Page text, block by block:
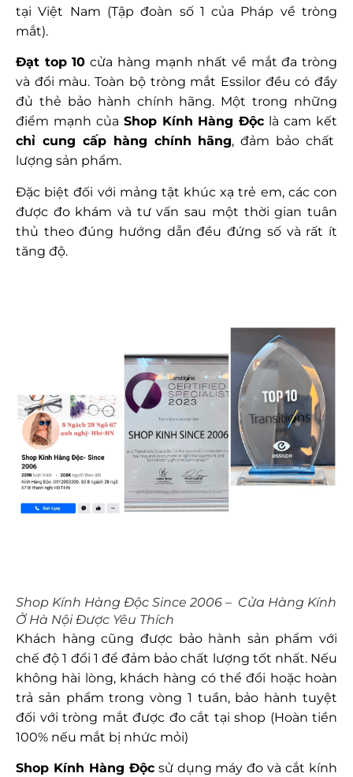
tại Việt Nam (Tập đoàn số 1 của Pháp về tròng
mắt).
Đạt top 10 cửa hàng mạnh nhất về mắt đa tròng
và đổi màu. Toàn bộ tròng mắt Essilor đều có đầy
đủ thẻ bảo hành chính hãng. Một trong những
điểm mạnh của Shop Kính Hàng Độc là cam kết
chỉ cung cấp hàng chính hãng, đảm bảo chất
lượng sản phẩm.
Đặc biệt đối với mảng tật khúc xạ trẻ em, các con
được đo khám và tư vấn sau một thời gian tuân
thủ theo đúng hướng dẫn đều đứng số và rất ít
tăng độ.
Shop Kính Hàng Độc Since 2006 – Cửa Hàng Kính
Ở Hà Nội Được Yêu Thích
Khách hàng cũng được bảo hành sản phẩm với
chế độ 1 đổi 1 để đảm bảo chất lượng tốt nhất. Nếu
không hài lòng, khách hàng có thể đổi hoặc hoàn
trả sản phẩm trong vòng 1 tuần, bảo hành tuyệt
đối với tròng mắt được đo cắt tại shop (Hoàn tiền
100% nếu mắt bị nhức mỏi)
Shop Kính Hàng Độcsử dụng máy đo và cắt kính